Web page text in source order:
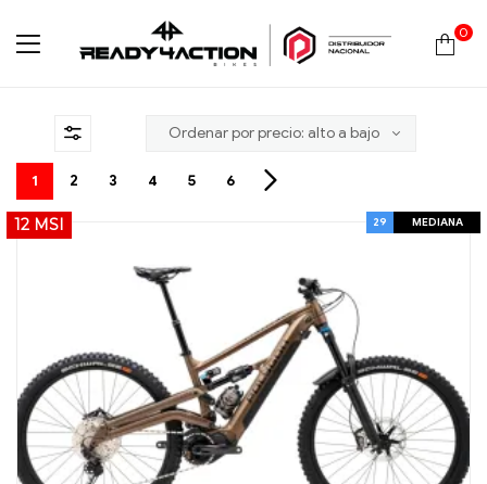
0
1 2 3 4 5 6
12 MSI 29 MEDIANA